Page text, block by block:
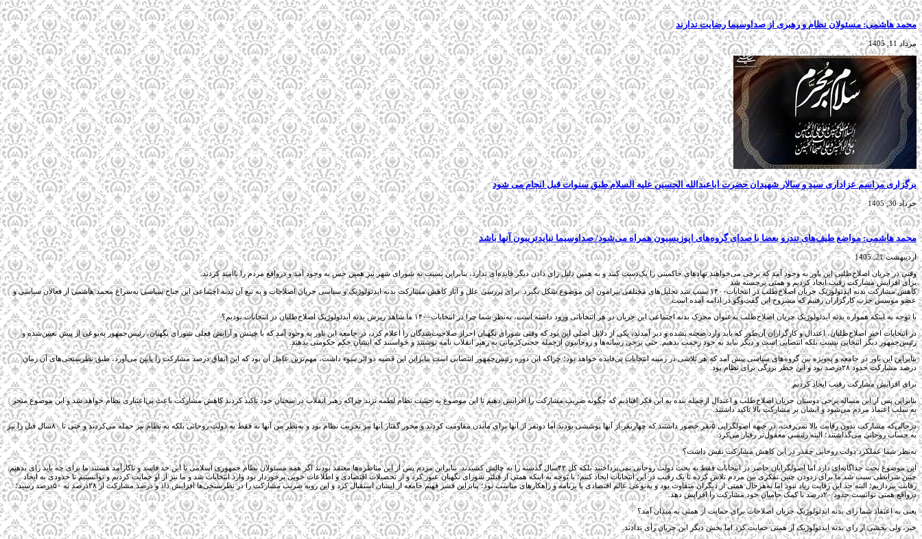
محمد هاشمی: مسئولان نظام و رهبری از صداوسیما رضایت ندارند
مرداد 11, 1405
برگزاری مراسم عزاداری سید و سالار شهیدان حضرت اباعبدالله الحسین علیه السلام طبق سنوات قبل انجام می شود
خرداد 30, 1405
محمد هاشمی: مواضع طیف‌های تندرو بعضا با صدای گروه‌های اپوزیسیون همراه می‌شود/ صداوسیما نبایدتریبون آنها باشد
اردیبهشت 21, 1405
وقتی در جریان اصلاح‌طلبی این باور به وجود آمد که برخی می‌خواهند نهادهای حاکمیتی را یک‌دست کنند و به همین دلیل رای دادن دیگر فایده‌ای ندارد، بنابراین نسبت به شورای شهر نیز همین حس به وجود آمد و درواقع مردم را ناامید کردند.
برای افزایش مشارکت رقیب ایجاد کردیم و همتی برجسته شد
کاهش مشارکت بدنه ایدئولوژیک جریان اصلاح‌طلب در انتخابات۱۴۰۰ سبب شد تحلیل‌های مختلفی پیرامون این موضوع شکل بگیرد. برای بررسی علل و آثار کاهش مشارکت بدنه ایدئولوژیک و سیاسی جریان اصلاحات و به تبع آن بدنه اجتماعی این جناح سیاسی به‌سراغ محمد هاشمی از فعالان سیاسی و
عضو موسس حزب کارگزاران رفتیم که مشروح این گفت‌وگو در ادامه آمده است.
با توجه به اینکه همواره بدنه ایدئولوژیک جریان اصلاح‌طلب به‌عنوان محرک بدنه اجتماعی این جریان در هر انتخاباتی ورود داشته است، به‌نظر شما چرا در انتخابات۱۴۰۰ ما شاهد ریزش بدنه ایدئولوژیک اصلاح‌طلبان در انتخابات بودیم؟
در انتخابات اخیر اصلاح‌طلبان، اعتدال و کارگزاران آن‌طور که باید وارد صحنه نشده و دیر آمدند، یکی از دلایل اصلی این بود که وقتی شورای نگهبان احراز صلاحیت‌شدگان را اعلام کرد، در جامعه این باور به وجود آمد که با چینش و آرایش فعلی شورای نگهبان، رئیس‌جمهور به‌نوعی از پیش تعیین‌شده و
رئیس‌جمهور دیگر انتخابی نیست بلکه انتصابی است و دیگر نباید به خود زحمت بدهیم. حتی برخی رسانه‌ها و روحانیون ازجمله حجتی‌کرمانی به رهبر انقلاب نامه نوشتند و خواستند که ایشان حکم حکومتی بدهند.
بنابراین این باور در جامعه و به‌ویژه بین گروه‌های سیاسی پیش آمد که هر تلاشی در زمینه انتخابات بی‌فایده خواهد بود؛ چراکه این دوره رئیس‌جمهور انتصابی است بنابراین این قضیه دو اثر سوء داشت، مهم‌ترین عامل آن بود که این اتفاق درصد مشارکت را پایین می‌آورد، طبق نظرسنجی‌های آن زمان
درصد مشارکت حدود ۲۸درصد بود و این خطر بزرگی برای نظام بود.
برای افزایش مشارکت رقیب ایجاد کردیم
بنابراین پس از این مساله برخی دوستان جریان اصلاح‌طلب و اعتدال ازجمله بنده به این فکر افتادیم که چگونه ضریب مشارکت را افزایش دهیم تا این موضوع به حیثیت نظام لطمه نزند چراکه رهبر انقلاب در سخنان خود تاکید کردند کاهش مشارکت باعث بی‌اعتباری نظام خواهد شد و این موضوع منجر
به سلب اعتماد مردم می‌شود و ایشان بر مشارکت بالا تاکید داشتند.
درحالی‌که مشارکت بدون رقابت بالا نمی‌رفت، در جبهه اصولگرایی ۵نفر حضور داشتند که چهارنفر از آنها پوششی بودند اما دونفر از آنها برای ماندن مقاومت کردند و محور گفتار آنها نیز تخریب نظام بود و به‌نظر من آنها نه فقط به دولت روحانی بلکه به نظام نیز حمله می‌کردند و حتی تا ۸۰سال قبل را نیز
به حساب روحانی می‌گذاشتند؛ البته رئیسی معقول‌تر رفتار می‌کرد.
به‌نظر شما عملکرد دولت روحانی چقدر در این کاهش مشارکت نقش داشت؟
این موضوع بحث جداگانه‌ای دارد اما اصولگرایان حاضر در انتخابات فقط به بحث دولت روحانی نمی‌پرداختند بلکه کل ۴۲سال گذشته را به چالش کشیدند. بنابراین مردم پس از این مناظره‌ها معتقد بودند اگر همه مسئولان نظام جمهوری اسلامی تا این حد فاسد و ناکارآمد هستند ما برای چه باید رای بدهیم.
چنین شرایطی سبب شد ما برای زدودن چنین تفکری بین مردم تلاش کرده تا یک رقیب در این انتخابات ایجاد کنیم؛ با توجه به اینکه همتی از فیلتر شورای نگهبان عبور کرد و از تحصیلات اقتصادی و اطلاعات خوبی برخوردار بود وارد انتخابات شد و ما نیز از او حمایت کردیم و توانستیم تا حدودی به ایجاد
رقابت بپردازیم؛ البته حد این رقابت زیاد نبود اما به‌هر‌حال همتی از دیگران متفاوت بود و به‌نوعی عالم اقتصادی با برنامه و راهکارهای مناسب بود؛ بنابراین قشر فهیم جامعه از ایشان استقبال کرد و این رویه ضریب مشارکت را در نظرسنجی‌ها افزایش داد و درصد مشارکت از ۲۸درصد به ۵۰درصد رسید؛
درواقع همتی توانست حدود ۲۰درصد با کمک حامیان خود مشارکت را افزایش دهد.
یعنی به اعتقاد شما رای بدنه ایدئولوژیک جریان اصلاحات برای حمایت از همتی به میدان آمد؟
خیر، ولی بخشی از رای بدنه ایدئولوژیک از همتی حمایت کرد اما بخش دیگر این جریان رأی ندادند.